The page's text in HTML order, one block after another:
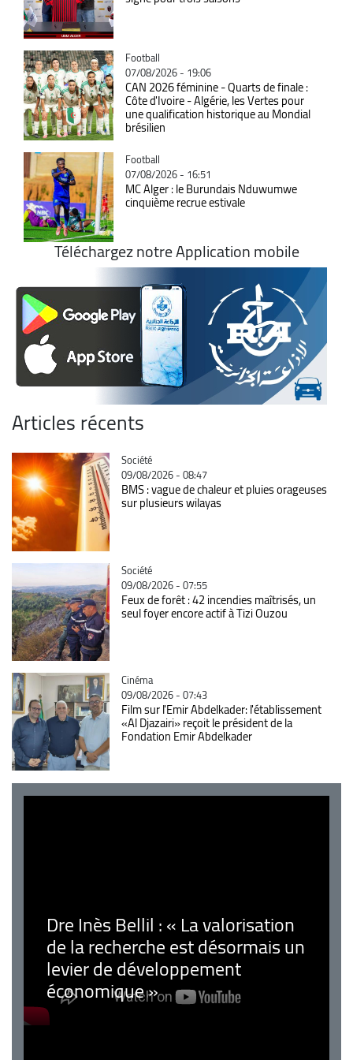
Catégorie
Football
07/08/2026 - 19:06
CAN 2026 féminine - Quarts de finale :
Côte d'Ivoire - Algérie, les Vertes pour
une qualification historique au Mondial
brésilien
Catégorie
Football
07/08/2026 - 16:51
MC Alger : le Burundais Nduwumwe
cinquième recrue estivale
Téléchargez notre Application mobile
Articles récents
Catégorie
Société
09/08/2026 - 08:47
BMS : vague de chaleur et pluies orageuses
sur plusieurs wilayas
Catégorie
Société
09/08/2026 - 07:55
Feux de forêt : 42 incendies maîtrisés, un
seul foyer encore actif à Tizi Ouzou
Catégorie
Cinéma
09/08/2026 - 07:43
Film sur l'Emir Abdelkader: l'établissement
«Al Djazairi» reçoit le président de la
Fondation Emir Abdelkader
Dre Inès Bellil : « La valorisation
de la recherche est désormais un
levier de développement
économique »